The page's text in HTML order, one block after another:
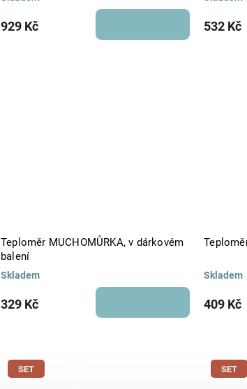
929 Kč 532 Kč
Teploměr MUCHOMŮRKA, v dárkovém
balení
Skladem
329 Kč
Skladem
409 Kč
SET SET